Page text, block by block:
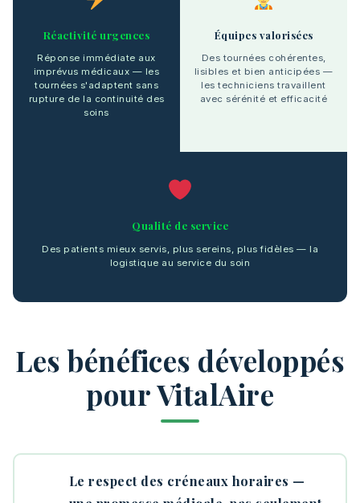
Réactivité urgences
Réponse immédiate aux
imprévus médicaux — les
tournées s'adaptent sans
rupture de la continuité des
soins
Équipes valorisées
Des tournées cohérentes,
lisibles et bien anticipées —
les techniciens travaillent
avec sérénité et efficacité
Qualité de service
Des patients mieux servis, plus sereins, plus fidèles — la
logistique au service du soin
Les bénéfices développés
pour VitalAire
Le respect des créneaux horaires —